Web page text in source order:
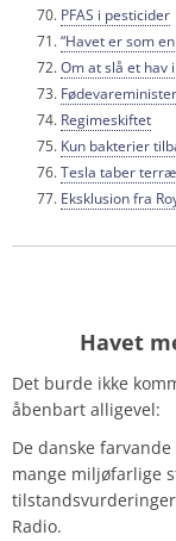
PFAS i pesticider
“Havet er som
Om at slå et hav
Regimeskiftet
Kun bakterier
Tesla taber
Eksklusion fra
Havet
Det burde ikke
åbenbart alligevel:
De danske
mange miljøfarlige
Radio.